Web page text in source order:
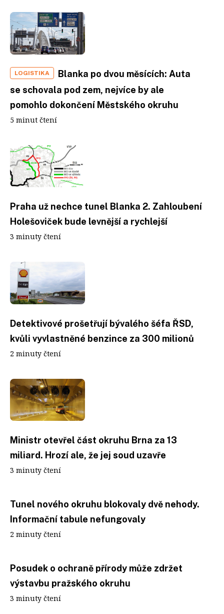
LOGISTIKA
Blanka po dvou měsících: Auta
se schovala pod zem, nejvíce by ale
pomohlo dokončení Městského okruhu
5 minut čtení
Praha už nechce tunel Blanka 2. Zahloubení
Holešoviček bude levnější a rychlejší
3 minuty čtení
Detektivové prošetřují bývalého šéfa ŘSD,
kvůli vyvlastněné benzince za 300 milionů
2 minuty čtení
Ministr otevřel část okruhu Brna za 13
miliard. Hrozí ale, že jej soud uzavře
3 minuty čtení
Tunel nového okruhu blokovaly dvě nehody.
Informační tabule nefungovaly
2 minuty čtení
Posudek o ochraně přírody může zdržet
výstavbu pražského okruhu
3 minuty čtení